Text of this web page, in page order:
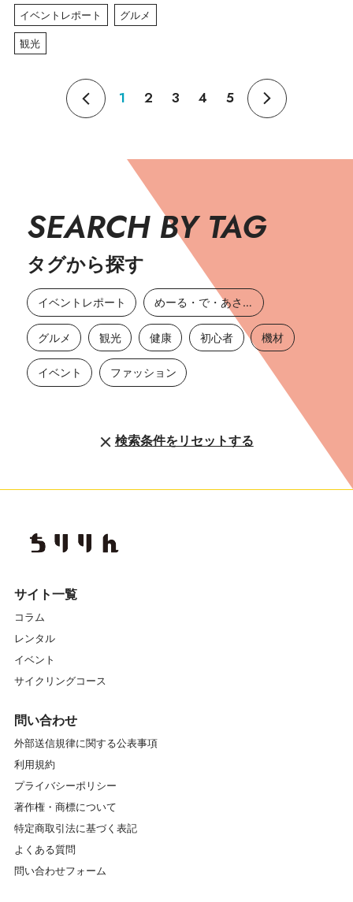
イベントレポート グルメ
観光
1 2 3 4 5
SEARCH BY TAG
タグから探す
イベントレポート めーる・で・あさひ
グルメ 観光 健康 初心者 機材
イベント ファッション
検索条件をリセットする
サイト一覧
コラム
レンタル
イベント
サイクリングコース
問い合わせ
外部送信規律に関する公表事項
利用規約
プライバシーポリシー
著作権・商標について
特定商取引法に基づく表記
よくある質問
問い合わせフォーム